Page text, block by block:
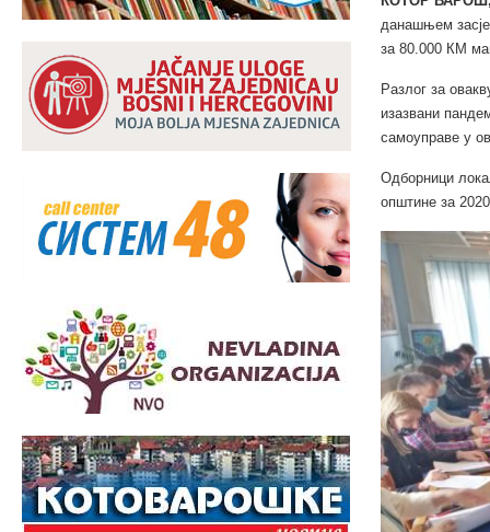
данашњем
за 80.000 КМ
Разлог за
изазвани
самоуправе у
Одборници
општине за